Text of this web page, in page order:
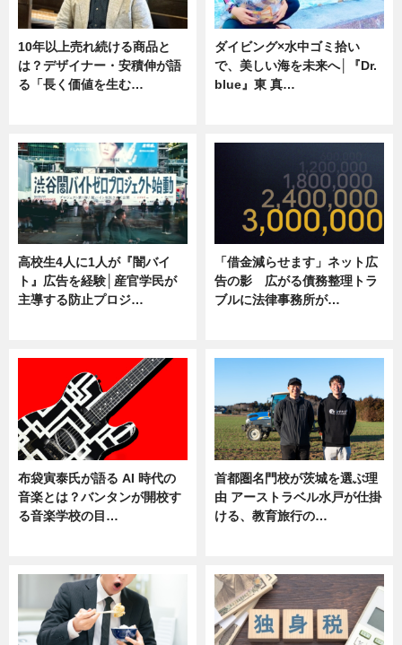
10年以上売れ続ける商品と
は？デザイナー・安積伸が語
る「長く価値を生む…
ダイビング×水中ゴミ拾い
で、美しい海を未来へ│『Dr.
blue』東 真…
高校生4人に1人が『闇バイ
ト』広告を経験│産官学民が
主導する防止プロジ…
「借金減らせます」ネット広
告の影 広がる債務整理トラ
ブルに法律事務所が…
布袋寅泰氏が語る AI 時代の
音楽とは？バンタンが開校す
る音楽学校の目…
首都圏名門校が茨城を選ぶ理
由 アーストラベル水戸が仕掛
ける、教育旅行の…